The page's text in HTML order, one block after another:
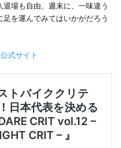
場も自由。週末に、一味違う
足を運んでみてはいかがだろう
式サイト